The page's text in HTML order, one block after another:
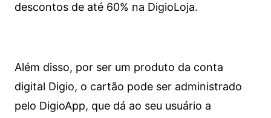
descontos de até 60% na DigioLoja.
Além disso, por ser um produto da conta
digital Digio, o cartão pode ser administrado
pelo DigioApp, que dá ao seu usuário a